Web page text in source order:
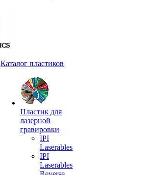
Каталог пластиков
Пластик для
лазерной
гравировки
IPI
Laserables
IPI
Laserables